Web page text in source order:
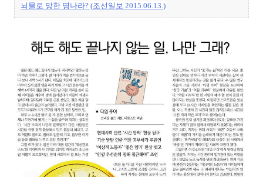
뇌물로 망한 명나라? (조선일보 2015.06.13.)